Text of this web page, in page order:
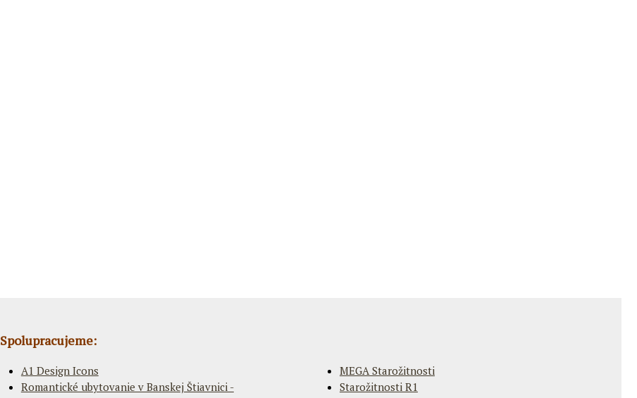
Spolupracujeme:
A1 Design Icons
Romantické ubytovanie v Banskej Štiavnici -
MEGA Starožitnosti
Starožitnosti R1